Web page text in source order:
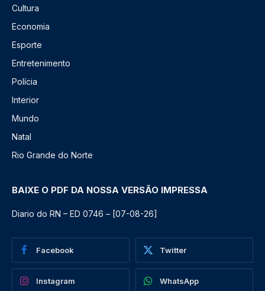
Cultura
Economia
Esporte
Entretenimento
Polícia
Interior
Mundo
Natal
Rio Grande do Norte
BAIXE O PDF DA NOSSA VERSÃO IMPRESSA
Diario do RN – ED 0746 – [07-08-26]
Facebook Twitter
Instagram WhatsApp